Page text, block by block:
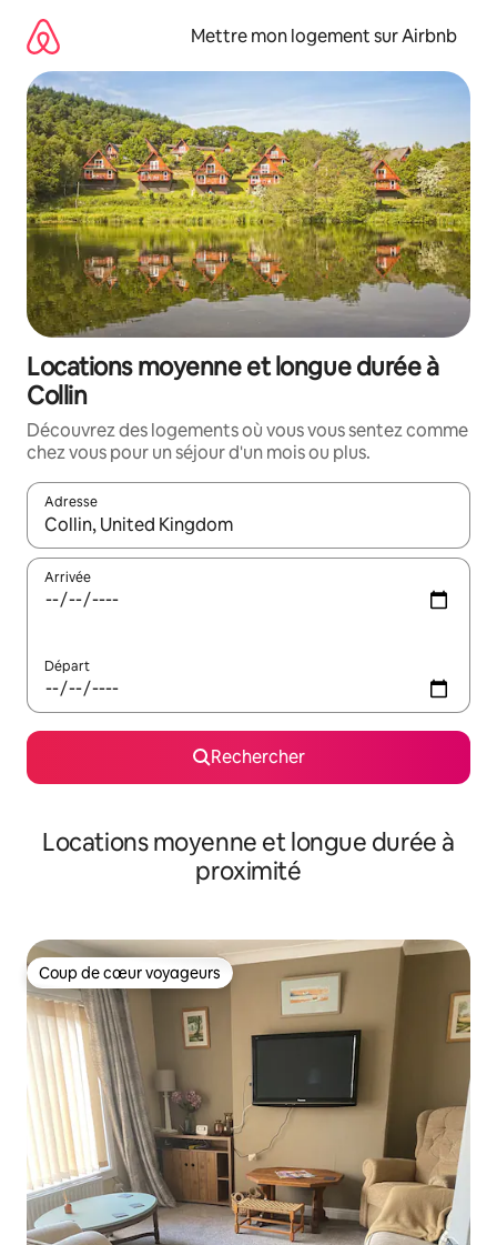
directement
contenu
Mettre mon logement sur Airbnb
Locations moyenne et longue durée à
Collin
Découvrez des logements où vous vous sentez comme
chez vous pour un séjour d'un mois ou plus.
Adresse
Lorsque les résultats s'affichent, utilisez les flèches vers le
Arrivée
Départ
Rechercher
Locations moyenne et longue durée à
proximité
Coup de cœur voyageurs
Coup de cœur voyageurs